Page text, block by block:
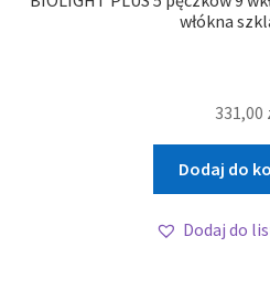
włókna
331,00
Dodaj do
Dodaj do